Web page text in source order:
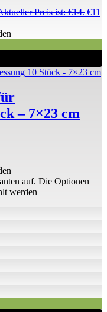
Preis ist: €14. €11
– 7×23 cm
auf. Die Optionen
werden